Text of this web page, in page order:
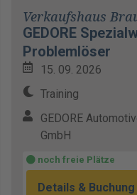
Verkaufshaus
GEDORE
Problemlöser
15. 09. 2026
Training
GEDORE
GmbH
noch freie Plätze
Details & Buchung